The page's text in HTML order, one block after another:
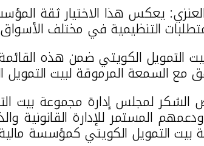
يعكس هذا الاختيار ثقة
التنظيمية في مختلف
التمويل الكويتي ضمن هذه القائمة
مع السمعة المرموقة لبيت
لمجلس إدارة مجموعة بيت
المستمر للإدارة القانونية
بيت التمويل الكويتي كمؤسسة مالية